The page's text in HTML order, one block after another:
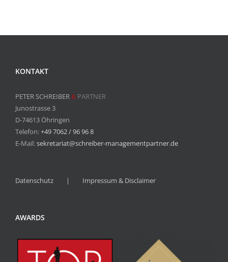
KONTAKT
PETER SCHREIBER& PARTNER
Junostrasse 3
D-74613 Öhringen
Telefon:+49 7062 / 96 96 8
E-Mail:sekretariat@schreiber-managementpartner.de
Datenschutz Impressum & Disclaimer
AWARDS